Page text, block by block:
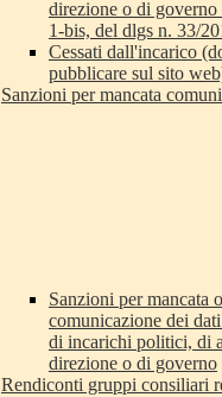
direzione o di
1-bis, del dlgs n. 33/
Cessati dall'incarico
pubblicare sul sito
Sanzioni per mancata
Sanzioni per mancata
comunicazione dei
di incarichi politici, di
direzione o di governo
Rendiconti gruppi consiliari